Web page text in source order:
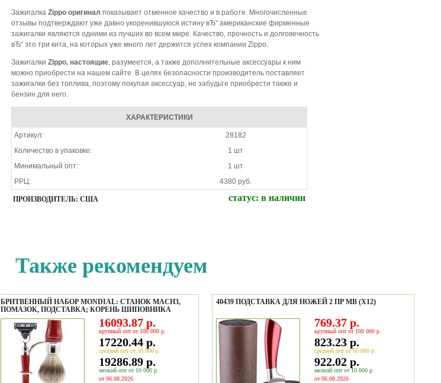
Зажигалка Zippo оригинал показывает отменное качество и в работе. Многочисленные
отзывы подтверждают уже давно укоренившуюся истину вЂ“ американские фирменные
зажигалки являются одними из лучших во всем мире. Качество, прочность и долговечность
вЂ“ это три кита, на которых уже много лет держится успех компании Zippo.
Зажигалки Zippo, настоящие, разумеется, а также дополнительные аксессуары к ним
можно приобрести на нашем сайте. В целях безопасности производитель поставляет
зажигалки без топлива, поэтому покупая аксессуар, не забудьте приобрести также и
бензин для него.
ХАРАКТЕРИСТИКИ
Артикул:
28182
Количество в упаковке:
1 шт
Минимальный опт:
1 шт
РРЦ:
4380 руб.
ПРОИЗВОДИТЕЛЬ: США статус: в наличии
Также рекомендуем
БРИТВЕННЫЙ НАБОР MONDIAL: СТАНОК MACH3,
ПОМАЗОК, ПОДСТАВКА; КОРЕНЬ ШИПОВНИКА
16093.87 р.
крупный опт от 100 000 р.
17220.44 р.
средний опт от 50 000 р.
19286.89 р.
мелкий опт от 10 000 р.
от 06.08.2026
40439 ПОДСТАВКА ДЛЯ НОЖЕЙ 2 ПР MB (Х12)
769.37 р.
крупный опт от 100 000 р.
823.23 р.
средний опт от 50 000 р.
922.02 р.
мелкий опт от 10 000 р.
от 06.08.2026